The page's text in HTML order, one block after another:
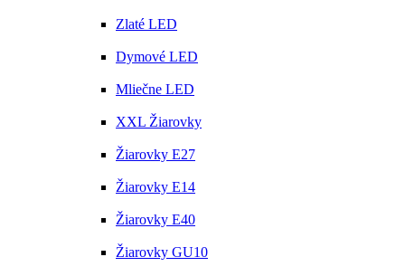
Zlaté LED
Dymové LED
Mliečne LED
XXL Žiarovky
Žiarovky E27
Žiarovky E14
Žiarovky E40
Žiarovky GU10